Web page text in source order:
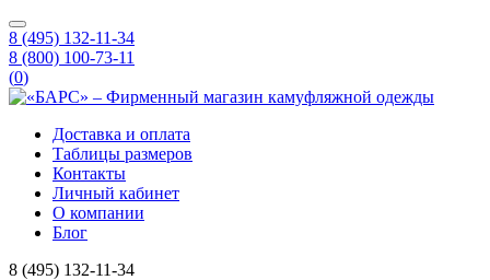
8 (495) 132-11-34
8 (800) 100-73-11
(0)
Доставка и оплата
Таблицы размеров
Контакты
Личный кабинет
О компании
Блог
8 (495) 132-11-34